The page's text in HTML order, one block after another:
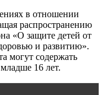
в отношении
распространению
«О защите детей от
и развитию».
могут содержать
16 лет.